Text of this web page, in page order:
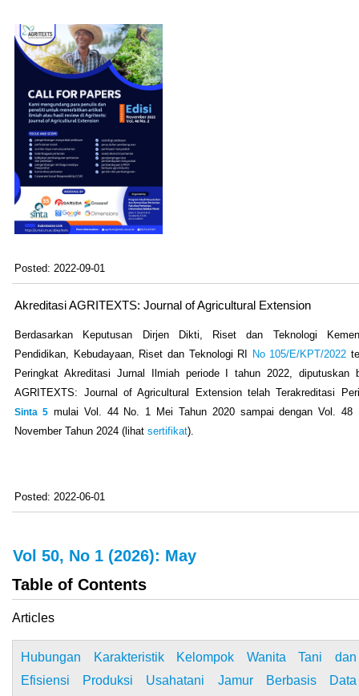
Posted: 2022-09-01
Akreditasi AGRITEXTS: Journal of Agricultural Extension
Berdasarkan Keputusan Dirjen Dikti, Riset dan Teknologi
Pendidikan, Kebudayaan, Riset dan Teknologi RI
No 105/E/KPT/2022
Peringkat Akreditasi Jurnal Ilmiah periode I tahun 2022, diputuskan
AGRITEXTS: Journal of Agricultural Extension telah Terakreditasi
Sinta 5 mulai Vol. 44 No. 1 Mei Tahun 2020 sampai dengan Vol. 48
November Tahun 2024 (lihatsertifikat).
Posted: 2022-06-01
Vol 50, No 1 (2026): May
Table of Contents
Articles
Hubungan Karakteristik Kelompok Wanita Tani dan
Efisiensi Produksi Usahatani Jamur Berbasis Data